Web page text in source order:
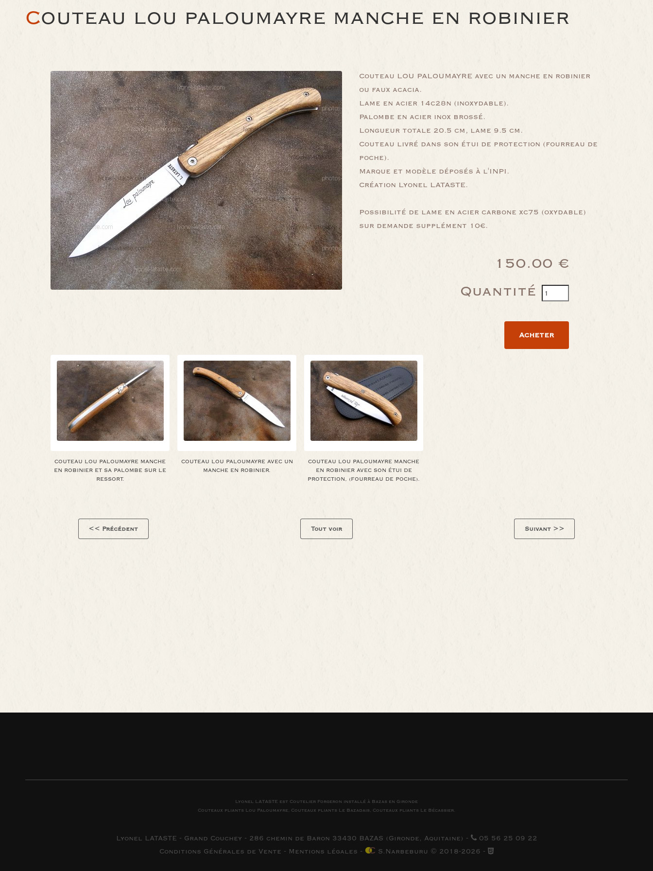
COUTEAU LOU PALOUMAYRE MANCHE EN ROBINIER
Couteau LOU PALOUMAYRE avec un manche en robinier
ou faux acacia.
Lame en acier 14c28n (inoxydable).
Palombe en acier inox brossé.
Longueur totale 20.5 cm, lame 9.5 cm.
Couteau livré dans son étui de protection (fourreau de
poche).
Marque et modèle déposés à l'INPI.
Création Lyonel LATASTE.
Possibilité de lame en acier carbone xc75 (oxydable)
sur demande supplément 10€.
150.00 €
Quantité
COUTEAU LOU PALOUMAYRE MANCHE
EN ROBINIER ET SA PALOMBE SUR LE
RESSORT.
COUTEAU LOU PALOUMAYRE AVEC UN
MANCHE EN ROBINIER.
COUTEAU LOU PALOUMAYRE MANCHE
EN ROBINIER AVEC SON ÉTUI DE
PROTECTION, (FOURREAU DE POCHE).
<< Précédent Tout voir Suivant >>
Lyonel LATASTE est Coutelier Forgeron installé à Bazas en Gironde
Couteaux pliants Lou Paloumayre, Couteaux pliants Le Bazadais, Couteaux pliants Le Bécassier.
Lyonel LATASTE - Grand Couchey - 286 chemin de Baron 33430 BAZAS (Gironde, Aquitaine) -
05 56 25 09 22
Conditions Générales de Vente - Mentions légales - S.Narbeburu © 2018-2026 -